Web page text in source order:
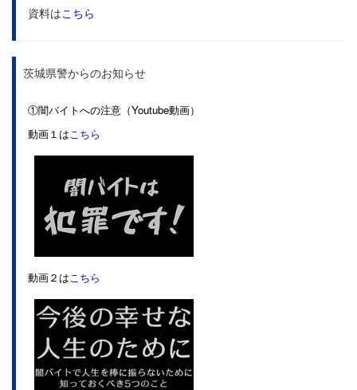
資料はこちら
茨城県警からのお知らせ
①闇バイトへの注意（Youtube動画）
動画１は こちら
動画２は こちら